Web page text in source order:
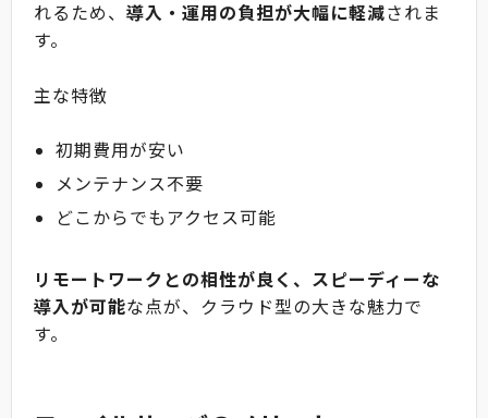
れるため、 導入・運用の負担が大幅に軽減されま
す。
主な特徴
初期費用が安い
メンテナンス不要
どこからでもアクセス可能
リモートワークとの相性が良く、スピーディーな
導入が可能な点が、クラウド型の大きな魅力で
す。